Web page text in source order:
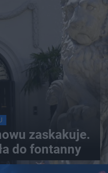
zaskakuje.
do fontanny